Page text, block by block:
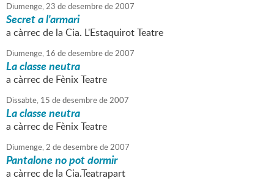
Diumenge,23 dedesembrede2007
Secret a l'armari
a càrrec de la Cia. L'Estaquirot Teatre
Diumenge, 16 dedesembrede2007
La classe neutra
a càrrec de Fènix Teatre
Dissabte, 15 dedesembrede2007
La classe neutra
a càrrec de Fènix Teatre
Diumenge,2 dedesembrede2007
Pantalone no pot dormir
a càrrec de la Cia.Teatrapart